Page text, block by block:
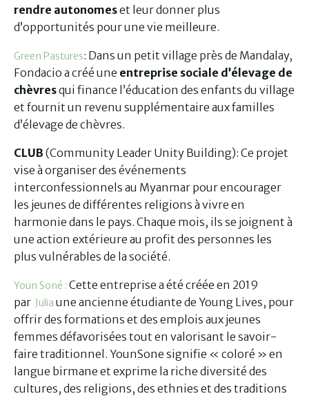
rendre autonomeset leur donner plus
d’opportunités pour une vie meilleure.
Green Pastures: Dans un petit village près de Mandalay,
Fondacio a créé une entreprise sociale d’élevage de
chèvresqui finance l’éducation des enfants du village
et fournit un revenu supplémentaire aux familles
d’élevage de chèvres.
CLUB (Community Leader Unity Building): Ce projet
vise à organiser des événements
interconfessionnels au Myanmar pour encourager
les jeunes de différentes religions à vivre en
harmonie dans le pays. Chaque mois, ils se joignent à
une action extérieure au profit des personnes les
plus vulnérables de la société.
Youn Soné : Cette entreprise a été créée en 2019
par Julia une ancienne étudiante de Young Lives, pour
offrir des formations et des emplois aux jeunes
femmes défavorisées tout en valorisant le savoir-
faire traditionnel. YounSone signifie « coloré » en
langue birmane et exprime la riche diversité des
cultures, des religions, des ethnies et des traditions